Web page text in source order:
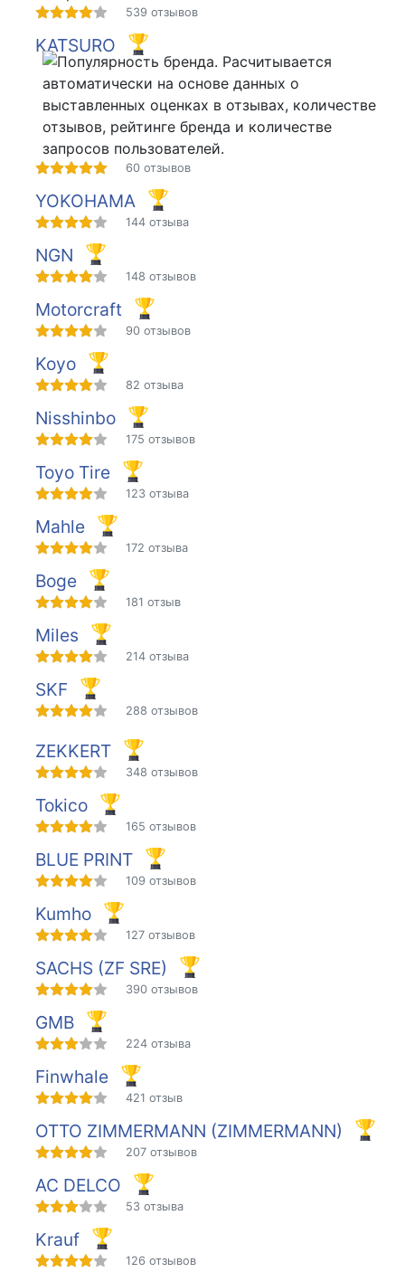
539 отзывов
KATSURO
60 отзывов
YOKOHAMA
144 отзыва
NGN
148 отзывов
Motorcraft
90 отзывов
Koyo
82 отзыва
Nisshinbo
175 отзывов
Toyo Tire
123 отзыва
Mahle
172 отзыва
Boge
181 отзыв
Miles
214 отзыва
SKF
288 отзывов
ZEKKERT
348 отзывов
Tokico
165 отзывов
BLUE PRINT
109 отзывов
Kumho
127 отзывов
SACHS (ZF SRE)
390 отзывов
GMB
224 отзыва
Finwhale
421 отзыв
OTTO ZIMMERMANN (ZIMMERMANN)
207 отзывов
AC DELCO
53 отзыва
Krauf
126 отзывов